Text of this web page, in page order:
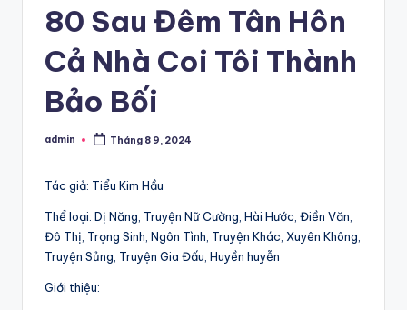
80 Sau Đêm Tân Hôn
Cả Nhà Coi Tôi Thành
Bảo Bối
Posted
admin Tháng 8 9, 2024
Tác giả: Tiểu Kim Hầu
Thể loại: Dị Năng, Truyện Nữ Cường, Hài Hước, Điền Văn,
Đô Thị, Trọng Sinh, Ngôn Tình, Truyện Khác, Xuyên Không,
Truyện Sủng, Truyện Gia Đấu, Huyền huyễn
Giới thiệu: